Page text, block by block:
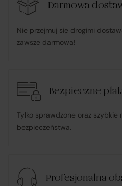
Darmowa
Nie przejmuj się drogimi
zawsze darmowa!
Bezpieczne
Tylko sprawdzone oraz szybkie
bezpieczeństwa.
Profesjonalna
działa w imieniu i na rzecz
udzielonego
u Sprzedawcy i dokonując
konsumenckie zgodnie z
konsumenta;